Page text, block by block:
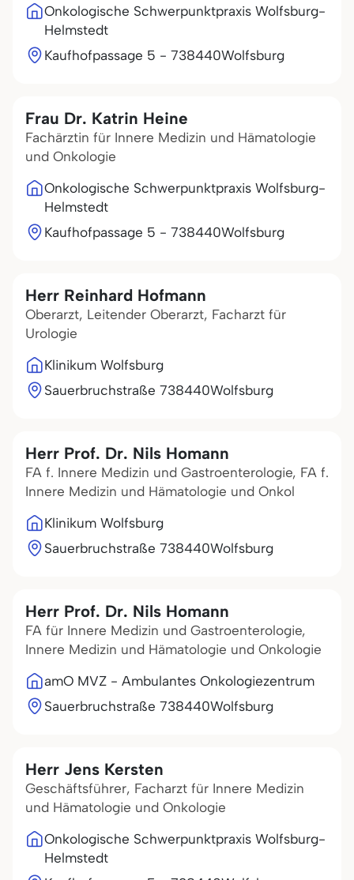
Onkologische Schwerpunktpraxis Wolfsburg-
Helmstedt
Kaufhofpassage 5 - 738440Wolfsburg
Frau Dr. Katrin Heine
Fachärztin für Innere Medizin und Hämatologie
und Onkologie
Onkologische Schwerpunktpraxis Wolfsburg-
Helmstedt
Kaufhofpassage 5 - 738440Wolfsburg
Herr Reinhard Hofmann
Oberarzt, Leitender Oberarzt, Facharzt für
Urologie
Klinikum Wolfsburg
Sauerbruchstraße 738440Wolfsburg
Herr Prof. Dr. Nils Homann
FA f. Innere Medizin und Gastroenterologie, FA f.
Innere Medizin und Hämatologie und Onkol
Klinikum Wolfsburg
Sauerbruchstraße 738440Wolfsburg
Herr Prof. Dr. Nils Homann
FA für Innere Medizin und Gastroenterologie,
Innere Medizin und Hämatologie und Onkologie
amO MVZ - Ambulantes Onkologiezentrum
Sauerbruchstraße 738440Wolfsburg
Herr Jens Kersten
Geschäftsführer, Facharzt für Innere Medizin
und Hämatologie und Onkologie
Onkologische Schwerpunktpraxis Wolfsburg-
Helmstedt